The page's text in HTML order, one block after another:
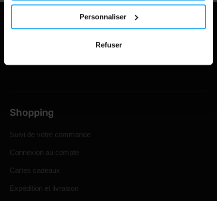
Personnaliser
Refuser
Shopping
Suivi de votre commande
Connexion au compte
Cartes cadeaux
Expédition et livraison